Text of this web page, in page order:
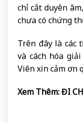
chỉ cắt duyên
chưa có chứng
Trên đây là các
và cách hóa
Viên xin cảm ơn
Xem Thêm:ĐI